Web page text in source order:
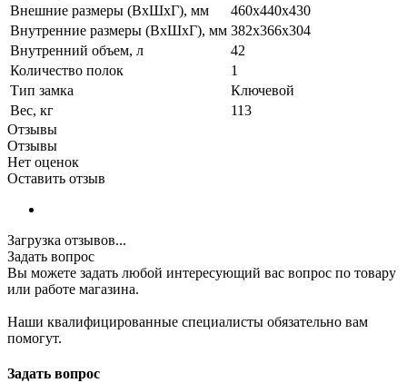
Внешние размеры (ВхШхГ), мм
460x440x430
Внутренние размеры (ВхШхГ), мм 382x366x304
Внутренний объем, л
42
Количество полок
1
Тип замка
Ключевой
Вес, кг
113
Отзывы
Отзывы
Нет оценок
Оставить отзыв
Загрузка отзывов...
Задать вопрос
Вы можете задать любой интересующий вас вопрос по товару
или работе магазина.
Наши квалифицированные специалисты обязательно вам
помогут.
Задать вопрос